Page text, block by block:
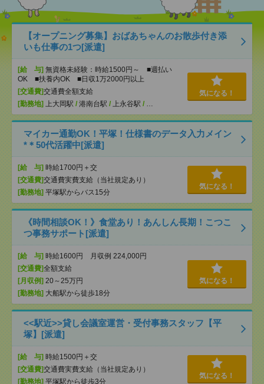
【オープニング募集】おばあちゃんのお散歩付き添
いも仕事の1つ[派遣]
[給 与] 無資格未経験：時給1500円～ ■週払い
OK ■扶養内OK ■日収1万2000円以上
[交通費]交通費全額支給
[勤務地] 上大岡駅 / 港南台駅 / 上永谷駅 / …
気になる！
マイカー通勤OK！平塚！仕様書のデータ入力メイン
*＊50代活躍中[派遣]
[給 与] 時給1700円＋交
[交通費]交通費実費支給（当社規定あり）
[勤務地] 平塚駅からバス15分
気になる！
《時間相談OK！》食堂あり！あんしん長期！こつこ
つ事務サポート[派遣]
[給 与] 時給1600円 月収例 224,000円
[交通費]全額支給
[月収例] 20～25万円
[勤務地] 大船駅から徒歩18分
気になる！
<<駅近>>貸し会議室運営・受付事務スタッフ【平
塚】[派遣]
[給 与] 時給1500円＋交
[交通費]交通費実費支給（当社規定あり）
[勤務地] 平塚駅から徒歩3分
気になる！